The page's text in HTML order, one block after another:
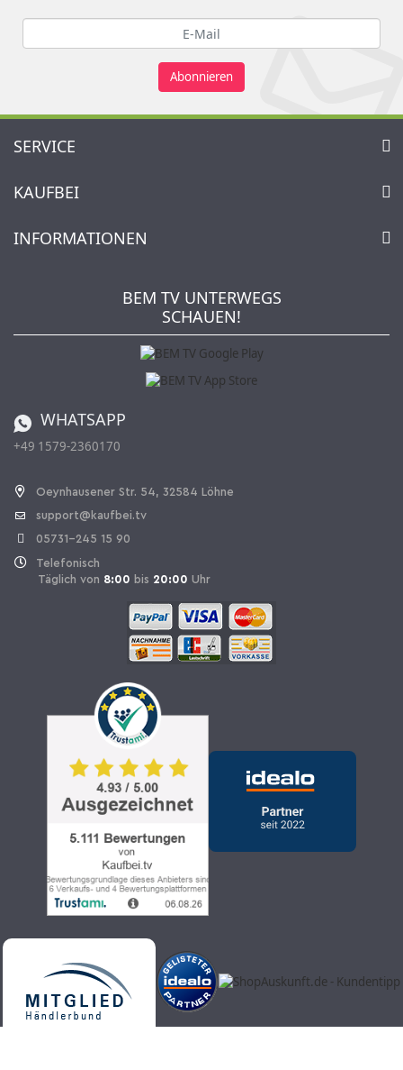
Abonnieren
SERVICE
Warenkorb
Mein Wunschzettel
KAUFBEI
Händler & Hersteller
Affiliateprogramm
INFORMATIONEN
Zahlung und Versand
Vertrag widerrufen
BEM TV UNTERWEGS
SCHAUEN!
WHATSAPP
+49 1579-2360170
Oeynhausener Str. 54, 32584 Löhne
support@kaufbei.tv
05731-245 15 90
Telefonisch
Täglich von 8:00 bis 20:00 Uhr